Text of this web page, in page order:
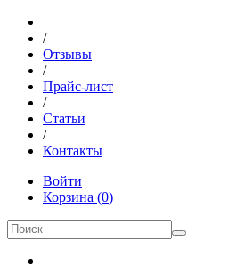
/
Отзывы
/
Прайс-лист
/
Статьи
/
Контакты
Войти
Корзина (0)